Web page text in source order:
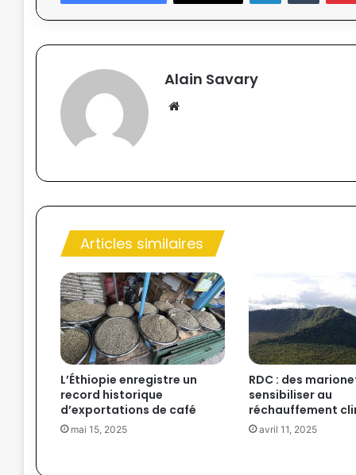
Alain Savary
Articles similaires
L’Éthiopie enregistre un
record historique
d’exportations de café
mai 15, 2025
RDC : des
sensibiliser au
réchauffement
avril 11, 2025